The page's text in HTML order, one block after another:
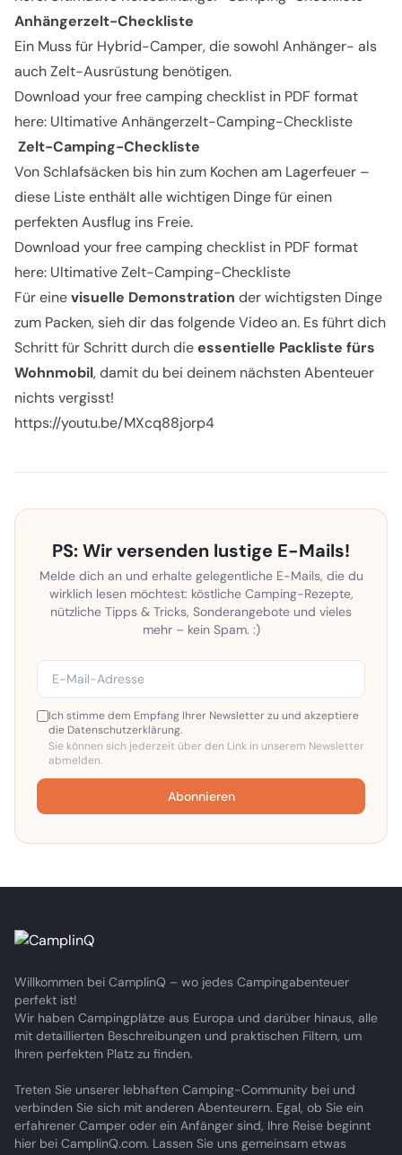
Anhängerzelt-Checkliste
Ein Muss für Hybrid-Camper, die sowohl Anhänger- als
auch Zelt-Ausrüstung benötigen.
Download your free camping checklist in PDF format
here: Ultimative Anhängerzelt-Camping-Checkliste
Zelt-Camping-Checkliste
Von Schlafsäcken bis hin zum Kochen am Lagerfeuer –
diese Liste enthält alle wichtigen Dinge für einen
perfekten Ausflug ins Freie.
Download your free camping checklist in PDF format
here: Ultimative Zelt-Camping-Checkliste
Für einevisuelle Demonstration der wichtigsten Dinge
zum Packen, sieh dir das folgende Video an. Es führt dich
Schritt für Schritt durch dieessentielle Packliste fürs
Wohnmobil, damit du bei deinem nächsten Abenteuer
nichts vergisst!
https://youtu.be/MXcq88jorp4
PS: Wir versenden lustige E-Mails!
Melde dich an und erhalte gelegentliche E-Mails, die du
wirklich lesen möchtest: köstliche Camping-Rezepte,
nützliche Tipps & Tricks, Sonderangebote und vieles
mehr – kein Spam. :)
Ich stimme dem Empfang Ihrer Newsletter zu und akzeptiere
die Datenschutzerklärung.
Sie können sich jederzeit über den Link in unserem Newsletter
abmelden.
Abonnieren
Willkommen bei CamplinQ – wo jedes Campingabenteuer
perfekt ist!
Wir haben Campingplätze aus Europa und darüber hinaus, alle
mit detaillierten Beschreibungen und praktischen Filtern, um
Ihren perfekten Platz zu finden.
Treten Sie unserer lebhaften Camping-Community bei und
verbinden Sie sich mit anderen Abenteurern. Egal, ob Sie ein
erfahrener Camper oder ein Anfänger sind, Ihre Reise beginnt
hier bei CamplinQ.com. Lassen Sie uns gemeinsam etwas